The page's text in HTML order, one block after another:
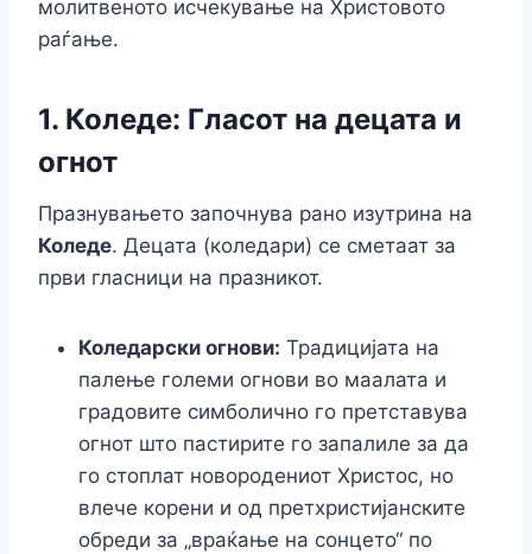
молитвеното исчекување на Христовото
раѓање.
1. Коледе: Гласот на децата и
огнот
Празнувањето започнува рано изутрина на
Коледе. Децата (коледари) се сметаат за
први гласници на празникот.
Коледарски огнови: Традицијата на
палење големи огнови во маалата и
градовите симболично го претставува
огнот што пастирите го запалиле за да
го стоплат новородениот Христос, но
влече корени и од претхристијанските
обреди за „враќање на сонцето“ по